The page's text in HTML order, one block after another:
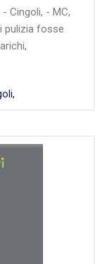
Cingoli, - MC,
pulizia fosse